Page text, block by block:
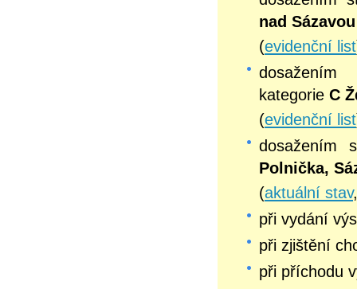
nad
(evidenční list
kategorie C
(evidenční list
dosažením
Polnička,
(aktuální stav
při vydání
při zjištění
při příchodu